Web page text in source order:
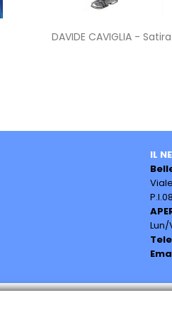
Anteprima
DAVIDE CAVIGLIA - Satira
IL
Lun/